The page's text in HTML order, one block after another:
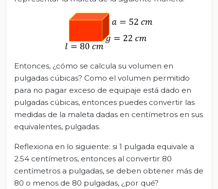
Entonces, ¿cómo se calcula su volumen en
pulgadas cúbicas? Como el volumen permitido
para no pagar exceso de equipaje está dado en
pulgadas cúbicas, entonces puedes convertir las
medidas de la maleta dadas en centímetros en sus
equivalentes, pulgadas.
Reflexiona en lo siguiente: si 1 pulgada equivale a
2.54 centímetros, entonces al convertir 80
centímetros a pulgadas, se deben obtener más de
80 o menos de 80 pulgadas, ¿por qué?